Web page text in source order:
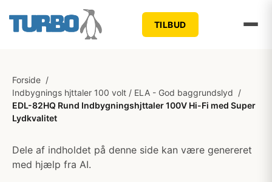
TILBUD
Forside /
Indbygnings hjttaler 100 volt / ELA - God baggrundslyd /
EDL-82HQ Rund Indbygningshjttaler 100V Hi-Fi med Super
Lydkvalitet
Dele af indholdet på denne side kan være genereret
med hjælp fra AI.